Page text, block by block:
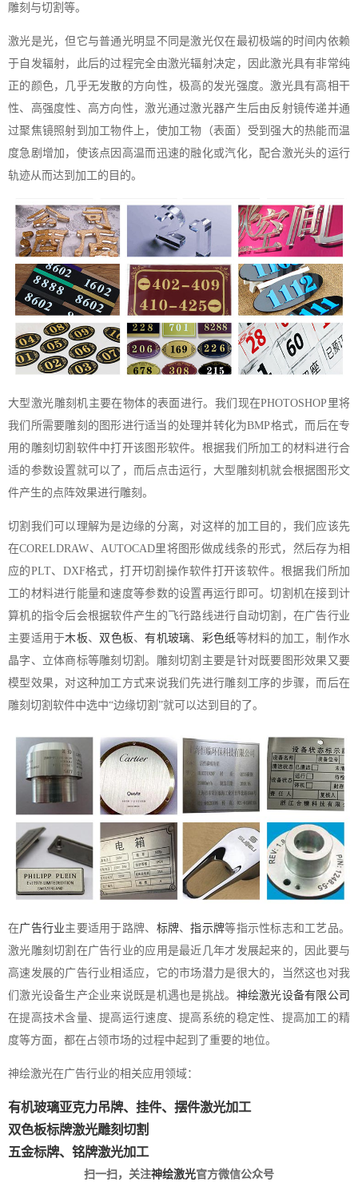
雕刻与切割等。
激光是光，但它与普通光明显不同是激光仅在最初极端的时间内依赖
于自发辐射，此后的过程完全由激光辐射决定，因此激光具有非常纯
正的颜色，几乎无发散的方向性，极高的发光强度。激光具有高相干
性、高强度性、高方向性，激光通过激光器产生后由反射镜传递并通
过聚焦镜照射到加工物件上，使加工物（表面）受到强大的热能而温
度急剧增加，使该点因高温而迅速的融化或汽化，配合激光头的运行
轨迹从而达到加工的目的。
大型激光雕刻机主要在物体的表面进行。我们现在PHOTOSHOP里将
我们所需要雕刻的图形进行适当的处理并转化为BMP格式，而后在专
用的雕刻切割软件中打开该图形软件。根据我们所加工的材料进行合
适的参数设置就可以了，而后点击运行，大型雕刻机就会根据图形文
件产生的点阵效果进行雕刻。
切割我们可以理解为是边缘的分离，对这样的加工目的，我们应该先
在CORELDRAW、AUTOCAD里将图形做成线条的形式，然后存为相
应的PLT、DXF格式，打开切割操作软件打开该软件。根据我们所加
工的材料进行能量和速度等参数的设置再运行即可。切割机在接到计
算机的指令后会根据软件产生的飞行路线进行自动切割，在广告行业
主要适用于木板、 双色板、有机玻璃、 彩色纸等材料的加工，制作水
晶字、立体商标等雕刻切割。雕刻切割主要是针对既要图形效果又要
模型效果，对这种加工方式来说我们先进行雕刻工序的步骤，而后在
雕刻切割软件中选中“边缘切割”就可以达到目的了。
在广告行业主要适用于路牌、 标牌、指示牌等指示性标志和工艺品。
激光雕刻切割在广告行业的应用是最近几年才发展起来的，因此要与
高速发展的广告行业相适应，它的市场潜力是很大的，当然这也对我
们激光设备生产企业来说既是机遇也是挑战。 神绘激光设备有限公司
在提高技术含量、提高运行速度、提高系统的稳定性、提高加工的精
度等方面，都在占领市场的过程中起到了重要的地位。
神绘激光在广告行业的相关应用领域：
有机玻璃亚克力吊牌、挂件、摆件激光加工
双色板标牌激光雕刻切割
五金标牌、铭牌激光加工
扫一扫，关注神绘激光官方微信公众号